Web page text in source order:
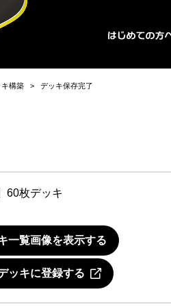
キ構築 デッキ保存完了
60枚デッキ
一覧画像を表示する
ッキに登録する